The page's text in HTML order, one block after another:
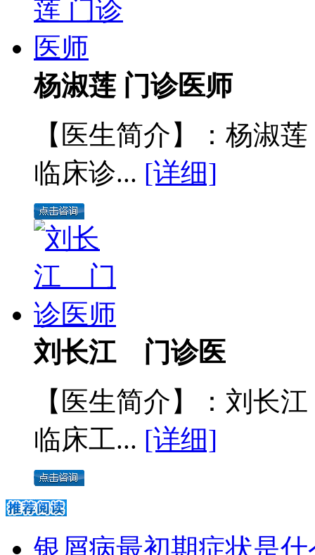
杨淑莲 门诊医师
【医生简介】：杨淑
临床诊... [详细]
刘长江 门诊医
【医生简介】：刘长
临床工... [详细]
银屑病最初期症状是什